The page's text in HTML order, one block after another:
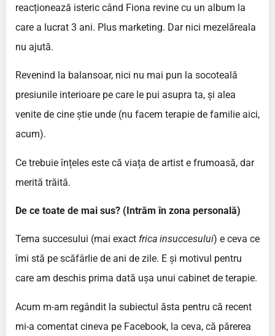
reacționează isteric când Fiona revine cu un album la
care a lucrat 3 ani. Plus marketing. Dar nici mezelăreala
nu ajută.
Revenind la balansoar, nici nu mai pun la socoteală
presiunile interioare pe care le pui asupra ta, și alea
venite de cine știe unde (nu facem terapie de familie aici,
acum).
Ce trebuie înțeles este că viața de artist e frumoasă, dar
merită trăită.
De ce toate de mai sus? (Intrăm în zona personală)
Tema succesului (mai exact frica insuccesului) e ceva ce
îmi stă pe scăfârlie de ani de zile. E și motivul pentru
care am deschis prima dată ușa unui cabinet de terapie.
Acum m-am regândit la subiectul ăsta pentru că recent
mi-a comentat cineva pe Facebook, la ceva, că părerea